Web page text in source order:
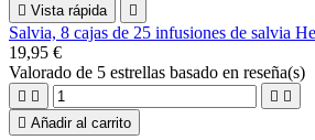
 Vista rápida 
Salvia, 8 cajas de 25 infusiones de salvia
19,95 €
Valorado de 5 estrellas basado en reseña(s)
   
 Añadir al carrito